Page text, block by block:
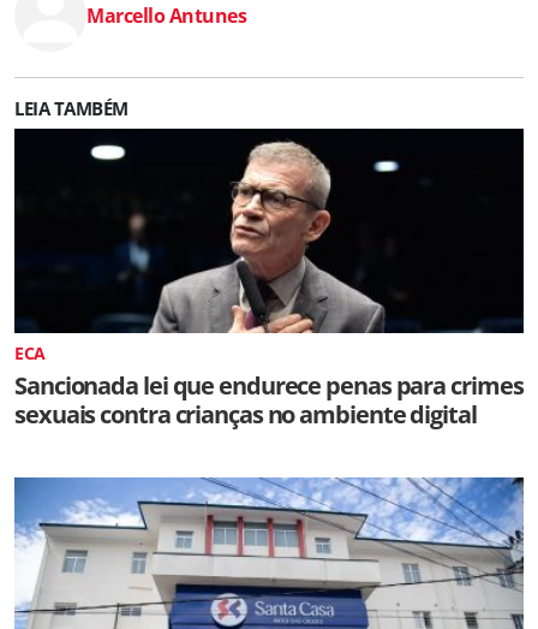
Marcello Antunes
LEIA TAMBÉM
ECA
Sancionada lei que endurece penas para crimes
sexuais contra crianças no ambiente digital